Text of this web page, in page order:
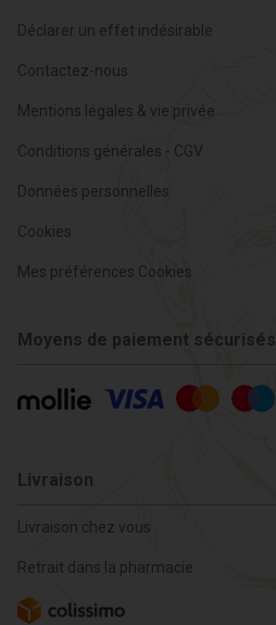
Déclarer un effet indésirable
Contactez-nous
Mentions légales & vie privée
Conditions générales - CGV
Données personnelles
Cookies
Mes préférences Cookies
Moyens de paiement sécurisés
Livraison
Livraison chez vous
Retrait dans la pharmacie